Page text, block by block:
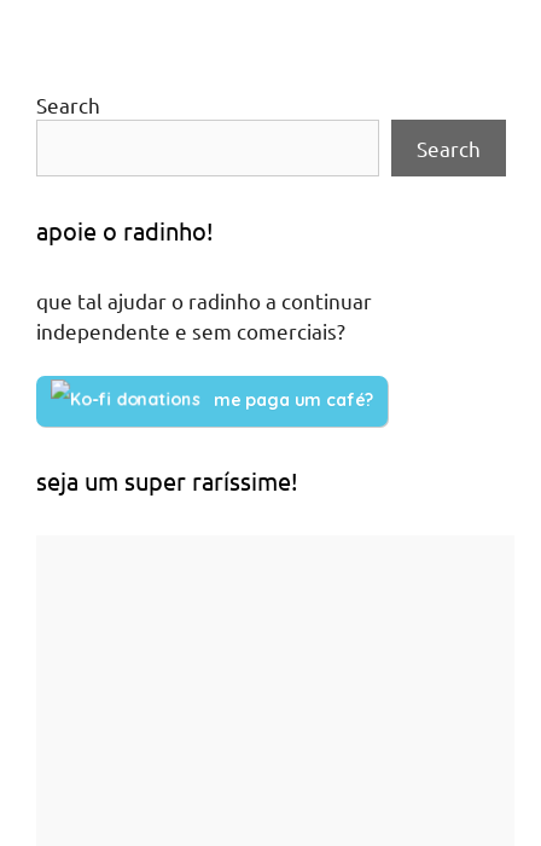
Search
Search
apoie o radinho!
que tal ajudar o radinho a continuar
independente e sem comerciais?
me paga um café?
seja um super raríssime!